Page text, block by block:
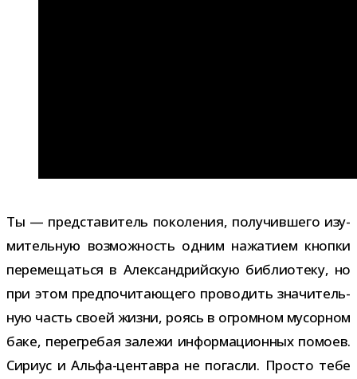
Ты — пред­ста­ви­тель поко­ле­ния, полу­чив­шего изу­
ми­тель­ную воз­мож­ность одним нажа­тием кнопки
пере­ме­щаться в Александрийскую биб­лио­теку, но
при этом пред­по­чи­та­ю­щего про­во­дить зна­чи­тель­
ную часть своей жизни, роясь в огром­ном мусор­ном
баке, пере­гре­бая залежи инфор­ма­ци­он­ных помоев.
Сириус и Альфа-​центавра не погасли. Просто тебе